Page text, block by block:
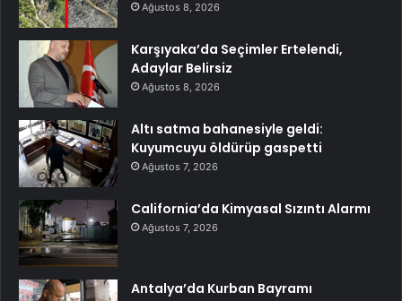
Ağustos 8, 2026
Karşıyaka’da Seçimler Ertelendi,
Adaylar Belirsiz
Ağustos 8, 2026
Altı satma bahanesiyle geldi:
Kuyumcuyu öldürüp gaspetti
Ağustos 7, 2026
California’da Kimyasal Sızıntı Alarmı
Ağustos 7, 2026
Antalya’da Kurban Bayramı